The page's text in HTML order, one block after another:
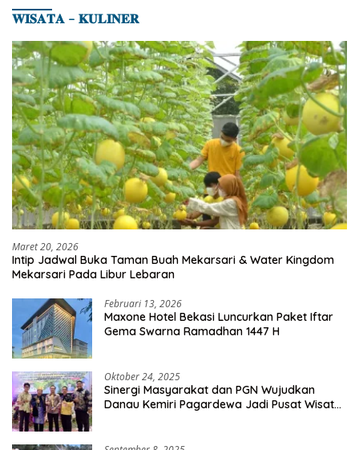
𝐖𝐈𝐒𝐀𝐓𝐀 – 𝐊𝐔𝐋𝐈𝐍𝐄𝐑
Maret 20, 2026
Intip Jadwal Buka Taman Buah Mekarsari & Water Kingdom
Mekarsari Pada Libur Lebaran
Februari 13, 2026
Maxone Hotel Bekasi Luncurkan Paket Iftar
Gema Swarna Ramadhan 1447 H
Oktober 24, 2025
Sinergi Masyarakat dan PGN Wujudkan
Danau Kemiri Pagardewa Jadi Pusat Wisata